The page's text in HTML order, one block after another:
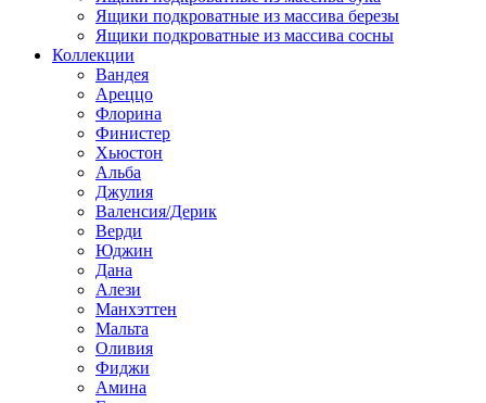
Ящики подкроватные из массива березы
Ящики подкроватные из массива сосны
Коллекции
Вандея
Ареццо
Флорина
Финистер
Хьюстон
Альба
Джулия
Валенсия/Дерик
Верди
Юджин
Дана
Алези
Манхэттен
Мальта
Оливия
Фиджи
Амина